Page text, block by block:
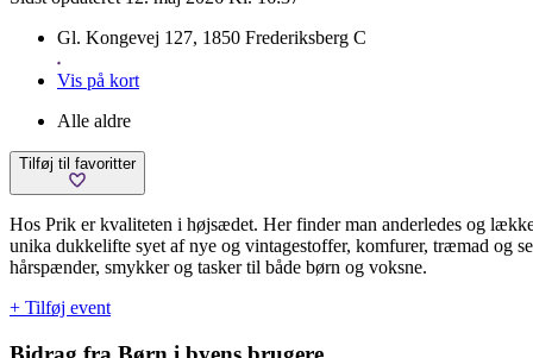
Gl. Kongevej 127, 1850 Frederiksberg C
Vis på kort
Alle aldre
Tilføj til favoritter
Hos Prik er kvaliteten i højsædet. Her finder man anderledes og
unika dukkelifte syet af nye og vintagestoffer, komfurer, træmad og
hårspænder, smykker og tasker til både børn og voksne.
+ Tilføj event